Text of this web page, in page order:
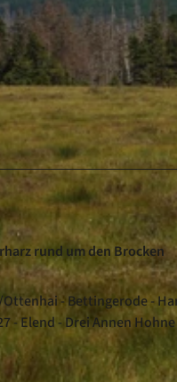
rund um den Brocken
- Bettingerode -
- Elend - Drei Annen